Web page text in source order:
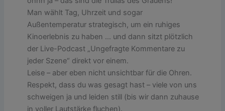
Man wählt Tag, Uhrzeit und sogar
Außentemperatur strategisch, um ein ruhiges
Kinoerlebnis zu haben … und dann sitzt plötzlich
der Live-Podcast „Ungefragte Kommentare zu
jeder Szene“ direkt vor einem.
Leise – aber eben nicht unsichtbar für die Ohren.
Respekt, dass du was gesagt hast – viele von uns
schweigen ja und leiden still (bis wir dann zuhause
in voller Lautstärke fluchen).